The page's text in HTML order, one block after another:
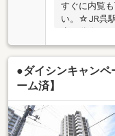
すぐに内覧
い。☆JR呉
ビル店まで
7分☆スーパ
分☆呉市立
●ダイシンキャンペ
ーム済】